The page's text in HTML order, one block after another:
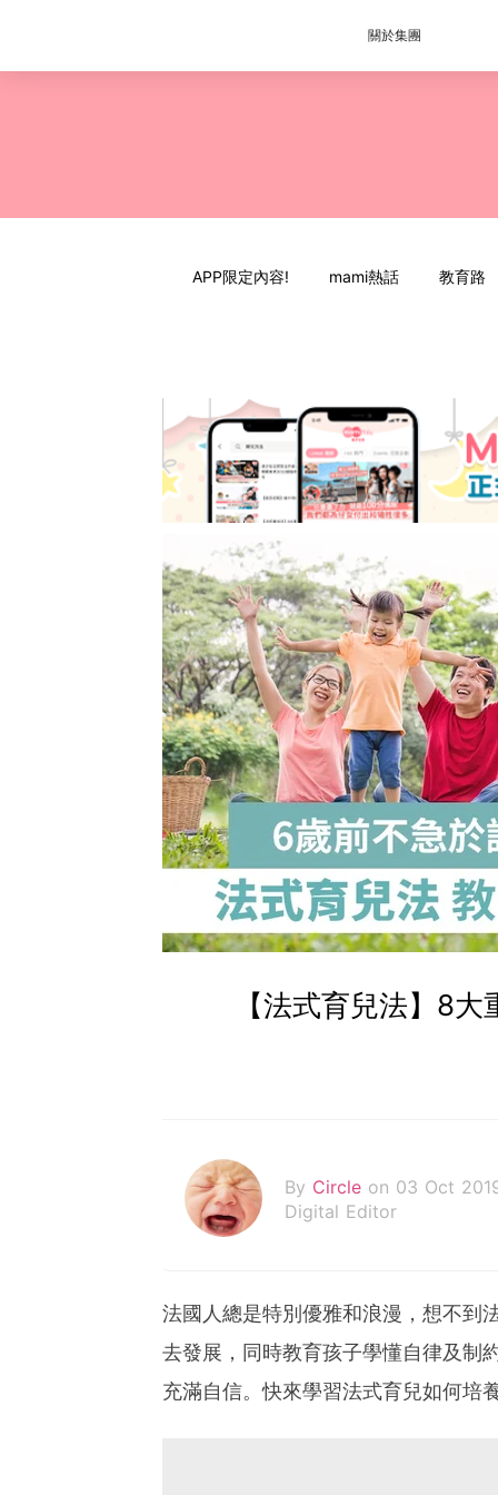
關於集團
APP限定內容! mami熱話 教育路
【法式育兒法】8
By Circle on 03 Oct
Digital Editor
法國人總是特別優雅和浪漫，想不到
去發展，同時教育孩子學懂自律及制
充滿自信。快來學習法式育兒如何培